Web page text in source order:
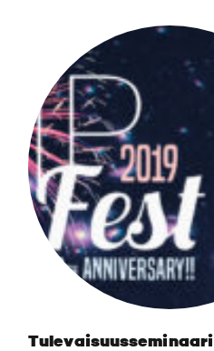
Tulevaisuusseminaari